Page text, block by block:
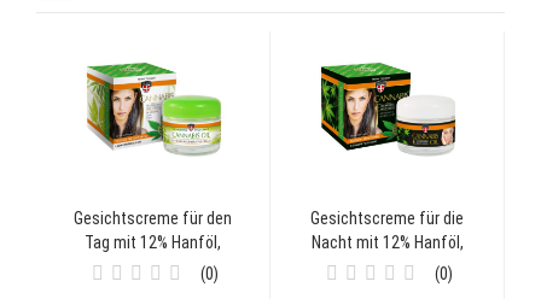
Gesichtscreme für den
Tag mit 12% Hanföl,
50ml
0
Gesichtscreme für die
Nacht mit 12% Hanföl,
50ml
0